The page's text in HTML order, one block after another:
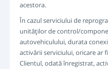
acestora.
În cazul serviciului de
unităţilor de control/
autovehiculului, durata
activării serviciului, oricare ar
Clientul, odată înregistrat,